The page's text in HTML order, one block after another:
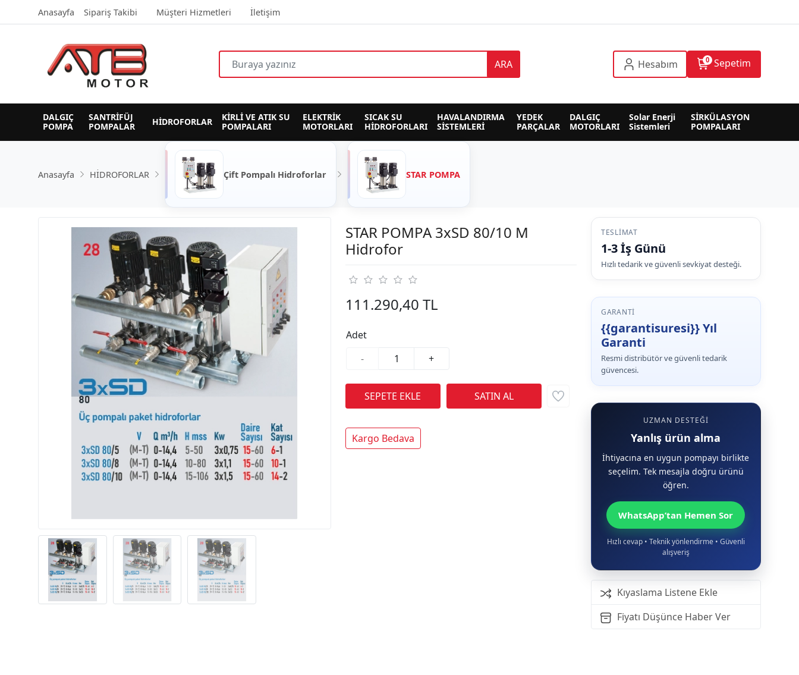
Anasayfa Sipariş Takibi Müşteri Hizmetleri İletişim
ARA Hesabım 0 Sepetim
DALGIÇ
POMPA
SANTRİFÜJ
POMPALAR
HİDROFORLAR
KİRLİ VE ATIK SU
POMPALARI
ELEKTRİK
MOTORLARI
SICAK SU
HİDROFORLARI
HAVALANDIRMA
SİSTEMLERİ
YEDEK
PARÇALAR
DALGIÇ
MOTORLARI
Solar Enerji
Sistemleri
SİRKÜLASYON
POMPALARI
Anasayfa HİDROFORLAR Çift Pompalı Hidroforlar STAR POMPA
STAR POMPA 3xSD 80/10 M
Hidrofor
111.290,40 TL
Adet
-
+
Kargo Bedava
TESLIMAT
1-3 İş Günü
Hızlı tedarik ve güvenli sevkiyat desteği.
GARANTI
{{garantisuresi}} Yıl
Garanti
Resmi distribütör ve güvenli tedarik
güvencesi.
UZMAN DESTEĞI
Yanlış ürün alma
İhtiyacına en uygun pompayı birlikte
seçelim. Tek mesajla doğru ürünü
öğren.
WhatsApp’tan Hemen Sor
Hızlı cevap • Teknik yönlendirme • Güvenli
alışveriş
Kıyaslama Listene Ekle
Fiyatı Düşünce Haber Ver